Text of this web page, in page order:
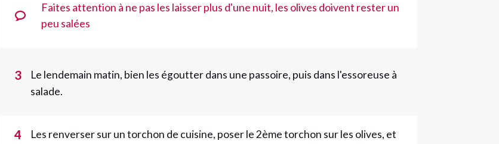
Faites attention à ne pas les laisser plus d'une nuit, les olives doivent rester un
peu salées
3
Le lendemain matin, bien les égoutter dans une passoire, puis dans l'essoreuse à
salade.
4
Les renverser sur un torchon de cuisine, poser le 2ème torchon sur les olives, et